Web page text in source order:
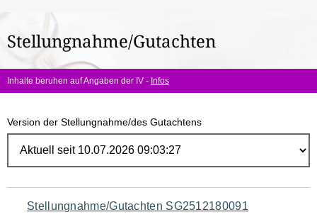
hier:
Stellungnahme/Gutachten
Inhalte beruhen auf Angaben der IV - Infos
Version der Stellungnahme/des Gutachtens
Navigation
Stellungnahme/Gutachten SG2512180091